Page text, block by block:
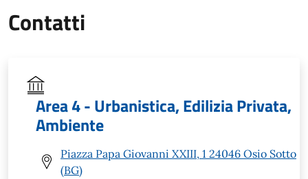
Contatti
Area 4 - Urbanistica, Edilizia Privata,
Ambiente
Piazza Papa Giovanni XXIII, 1 24046 Osio Sotto
(BG)